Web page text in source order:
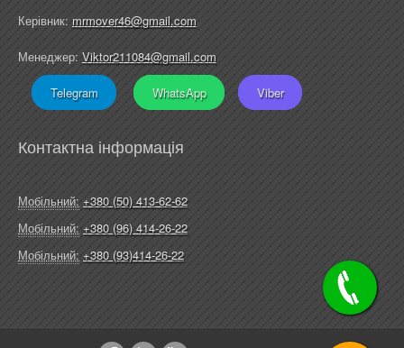
Керівник: mrmover46@gmail.com
Менеджер: Viktor211084@gmail.com
Telegram WhatsApp Viber
Контактна інформація
Мобільний: +380 (50) 413-62-62
Мобільний: +380 (96) 414-26-22
Мобільний: +380 (93)414-26-22